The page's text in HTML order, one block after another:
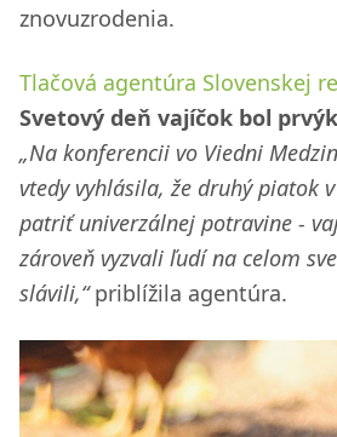
znovuzrodenia.
Tlačová agentúra Slovenskej
Svetový deň vajíčok bol
„Na konferencii vo Viedni
vtedy vyhlásila, že druhý piatok
patriť univerzálnej potravine -
zároveň vyzvali ľudí na celom
slávili,“priblížila agentúra.